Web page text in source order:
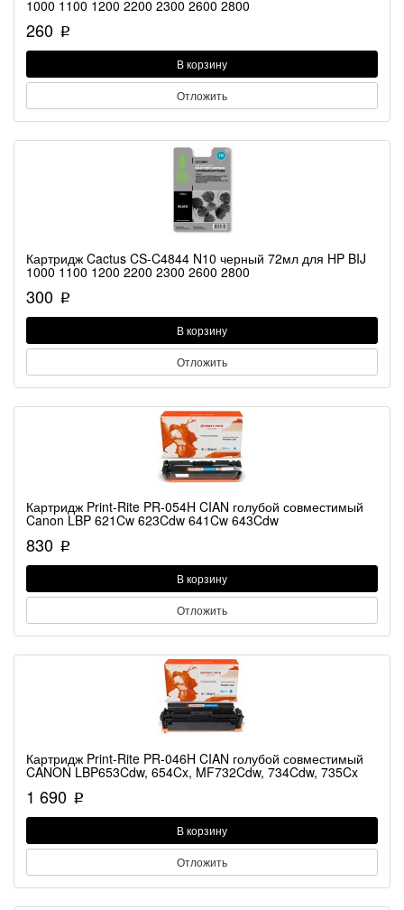
1000 1100 1200 2200 2300 2600 2800
260 p
В корзину
Отложить
Картридж Cactus CS-C4844 N10 черный 72мл для HP BIJ
1000 1100 1200 2200 2300 2600 2800
300 p
В корзину
Отложить
Картридж Print-Rite PR-054H CIAN голубой совместимый
Canon LBP 621Cw 623Cdw 641Cw 643Cdw
830 p
В корзину
Отложить
Картридж Print-Rite PR-046H CIAN голубой совместимый
CANON LBP653Cdw, 654Cx, MF732Cdw, 734Cdw, 735Cx
1 690 p
В корзину
Отложить